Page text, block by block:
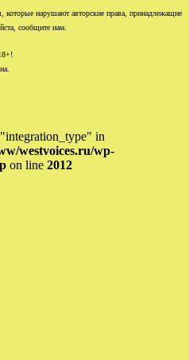
нарушают авторские права, принадлежащие
сообщите нам.
in
westvoices.ru/wp-
on line 2012